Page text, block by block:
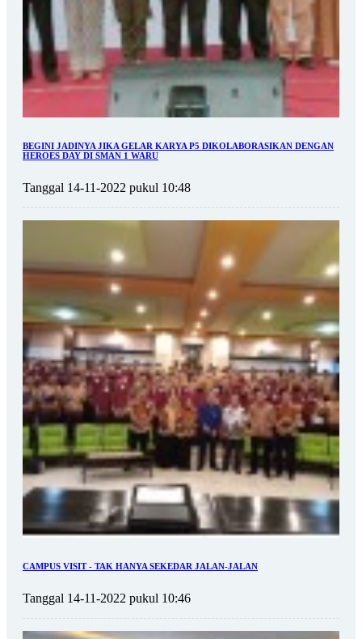
BEGINI JADINYA JIKA GELAR KARYA P5 DIKOLABORASIKAN DENGAN
HEROES DAY DI SMAN 1 WARU
Tanggal 14-11-2022 pukul 10:48
CAMPUS VISIT - TAK HANYA SEKEDAR JALAN-JALAN
Tanggal 14-11-2022 pukul 10:46